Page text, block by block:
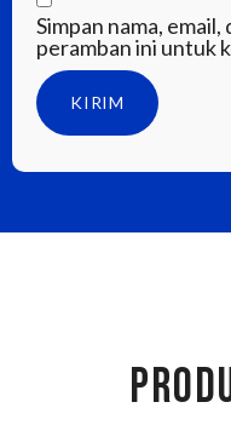
Simpan nama,
peramban ini untuk